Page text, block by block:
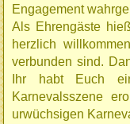
Engagement
Als Ehrengäste
herzlich
verbunden sind.
Ihr habt Euch
Karnevalsszene
urwüchsigen